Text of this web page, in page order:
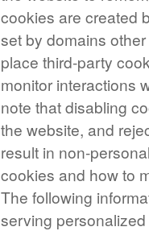
cookies are created
set by domains
place third-party
monitor interactions
note that disabling
the website, and
result in non-
cookies and how to
The following
serving